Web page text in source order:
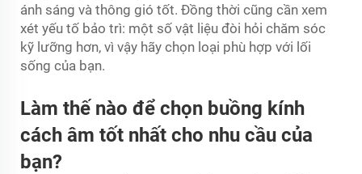
ánh sáng và thông gió tốt. Đồng thời cũng cần xem
xét yếu tố bảo trì: một số vật liệu đòi hỏi chăm sóc
kỹ lưỡng hơn, vì vậy hãy chọn loại phù hợp với lối
sống của bạn.
Làm thế nào để chọn buồng kính
cách âm tốt nhất cho nhu cầu của
bạn?